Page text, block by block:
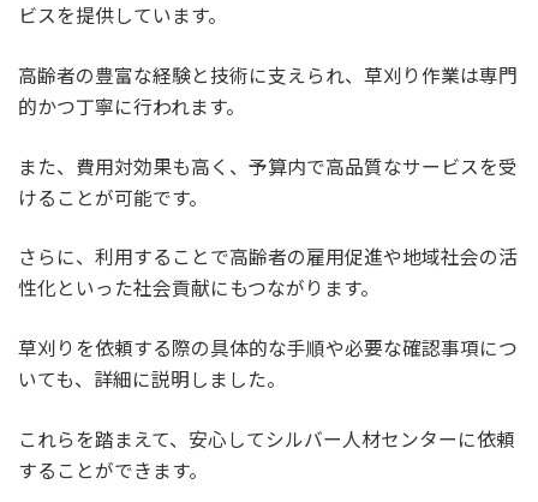
ビスを提供しています。
高齢者の豊富な経験と技術に支えられ、草刈り作業は専門
的かつ丁寧に行われます。
また、費用対効果も高く、予算内で高品質なサービスを受
けることが可能です。
さらに、利用することで高齢者の雇用促進や地域社会の活
性化といった社会貢献にもつながります。
草刈りを依頼する際の具体的な手順や必要な確認事項につ
いても、詳細に説明しました。
これらを踏まえて、安心してシルバー人材センターに依頼
することができます。